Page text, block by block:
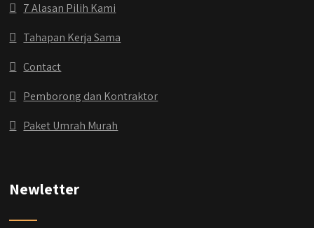
7 Alasan Pilih Kami
Tahapan Kerja Sama
Contact
Pemborong dan Kontraktor
Paket Umrah Murah
Newletter